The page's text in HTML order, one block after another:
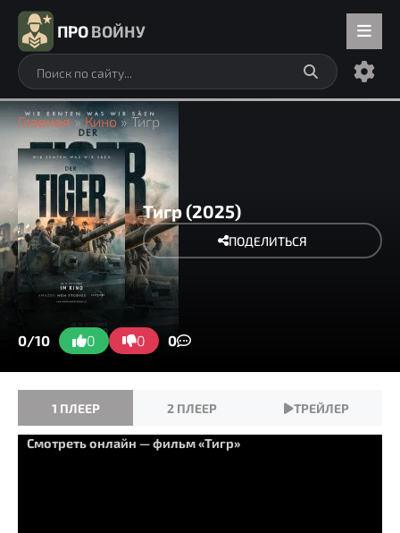
ПРОВОЙНУ
Главная»Кино» Тигр
Тигр (2025)
ПОДЕЛИТЬСЯ
0/10 0 0 0
1 ПЛЕЕР 2 ПЛЕЕР ТРЕЙЛЕР
Смотреть онлайн — фильм «Тигр»